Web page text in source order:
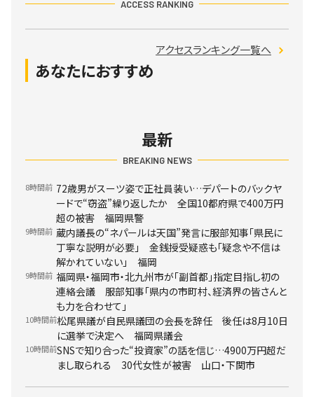
ACCESS RANKING
アクセスランキング一覧へ
あなたにおすすめ
最新
BREAKING NEWS
8時間前 72歳男がスーツ姿で正社員装い…デパートのバックヤ
ードで“窃盗”繰り返したか 全国10都府県で400万円
超の被害 福岡県警
9時間前 蔵内議長の“ネパールは天国”発言に服部知事「県民に
丁寧な説明が必要」 金銭授受疑惑も「疑念や不信は
解かれていない」 福岡
9時間前 福岡県・福岡市・北九州市が「副首都」指定目指し初の
連絡会議 服部知事「県内の市町村、経済界の皆さんと
も力を合わせて」
10時間前松尾県議が自民県議団の会長を辞任 後任は8月10日
に選挙で決定へ 福岡県議会
10時間前SNSで知り合った“投資家”の話を信じ…4900万円超だ
まし取られる 30代女性が被害 山口・下関市